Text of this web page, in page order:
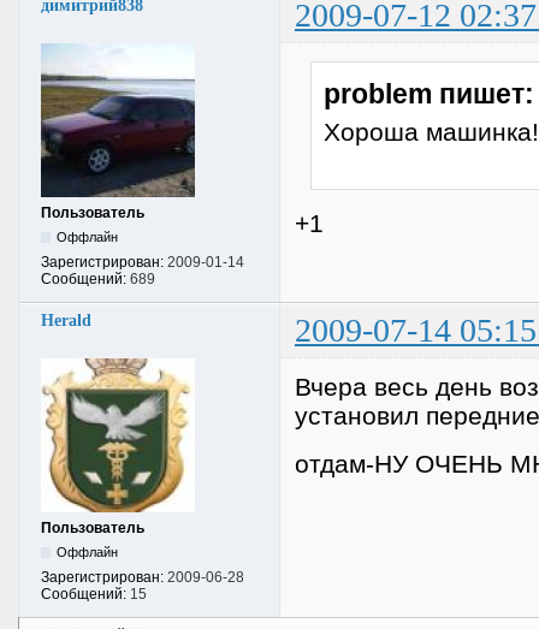
димитрий838 2009-07-12
Пользователь
Оффлайн
Зарегистрирован: 2009-01-14
Сообщений: 689
problem пишет:
Хороша
+1
Herald 2009-07-14
Пользователь
Оффлайн
Зарегистрирован: 2009-06-28
Сообщений: 15
Вчера весь день
установил
отдам-НУ ОЧЕНЬ